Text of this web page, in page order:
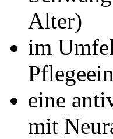
Alter)
im
eine
mit